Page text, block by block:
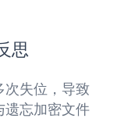
思
次失位，导致
遗忘加密文件